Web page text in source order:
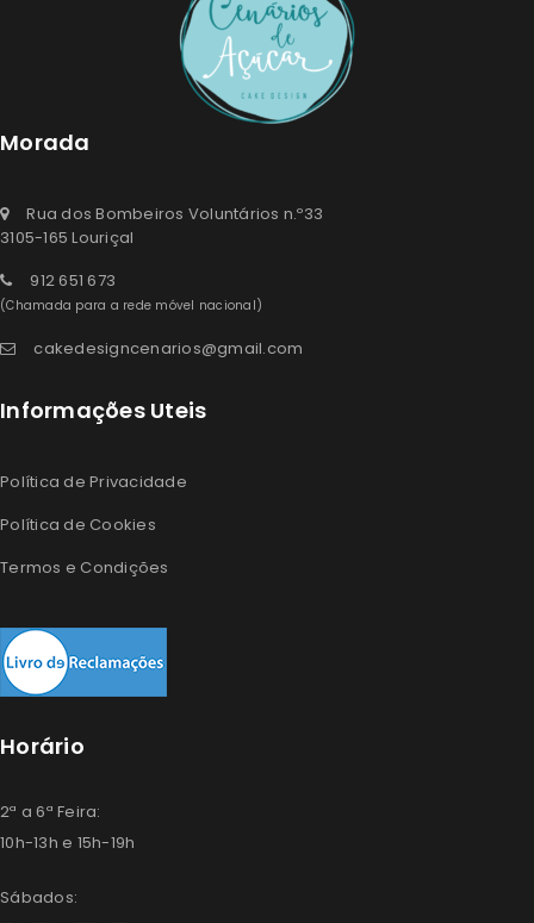
Morada
Rua dos Bombeiros Voluntários n.º33
3105-165 Louriçal
912 651 673
(Chamada para a rede móvel nacional)
cakedesigncenarios@gmail.com
Informações Uteis
Política de Privacidade
Política de Cookies
Termos e Condições
Horário
2ª a 6ª Feira:
10h-13h e 15h-19h
Sábados: